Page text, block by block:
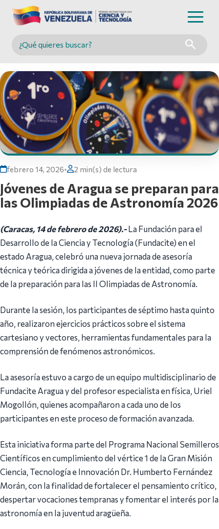
Buscar en MINCYT
febrero 14, 2026• 2 min(s) de lectura
Jóvenes de Aragua se preparan para
las Olimpiadas de Astronomía 2026
(Caracas, 14 de febrero de 2026).-La Fundación para el
Desarrollo de la Ciencia y Tecnología (Fundacite) en el
estado Aragua, celebró una nueva jornada de asesoría
técnica y teórica dirigida a jóvenes de la entidad, como parte
de la preparación para las II Olimpiadas de Astronomía.
Durante la sesión, los participantes de séptimo hasta quinto
año, realizaron ejercicios prácticos sobre el sistema
cartesiano y vectores, herramientas fundamentales para la
comprensión de fenómenos astronómicos.
La asesoría estuvo a cargo de un equipo multidisciplinario de
Fundacite Aragua y del profesor especialista en física, Uriel
Mogollón, quienes acompañaron a cada uno de los
participantes en este proceso de formación avanzada.
Esta iniciativa forma parte del Programa Nacional Semilleros
Científicos en cumplimiento del vértice 1 de la Gran Misión
Ciencia, Tecnología e Innovación Dr. Humberto Fernández
Morán, con la finalidad de fortalecer el pensamiento crítico,
despertar vocaciones tempranas y fomentar el interés por la
astronomía en la juventud aragüeña.